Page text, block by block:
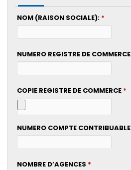
NOM (RAISON SOCIALE): *
NUMERO REGISTRE DE COMMERCE
COPIE REGISTRE DE COMMERCE *
NUMERO COMPTE CONTRIBUABLE
NOMBRE D’AGENCES *